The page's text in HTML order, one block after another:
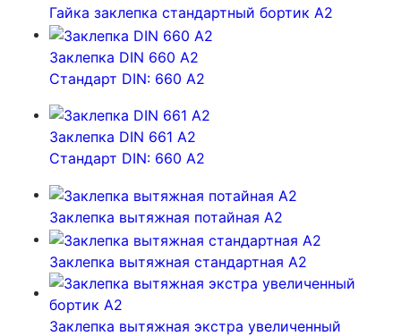
Гайка заклепка стандартный бортик А2
Заклепка DIN 660 A2
Стандарт DIN: 660 A2
Заклепка DIN 661 A2
Стандарт DIN: 660 A2
Заклепка вытяжная потайная А2
Заклепка вытяжная стандартная А2
Заклепка вытяжная экстра увеличенный